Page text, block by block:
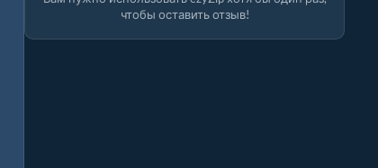
чтобы оставить отзыв!